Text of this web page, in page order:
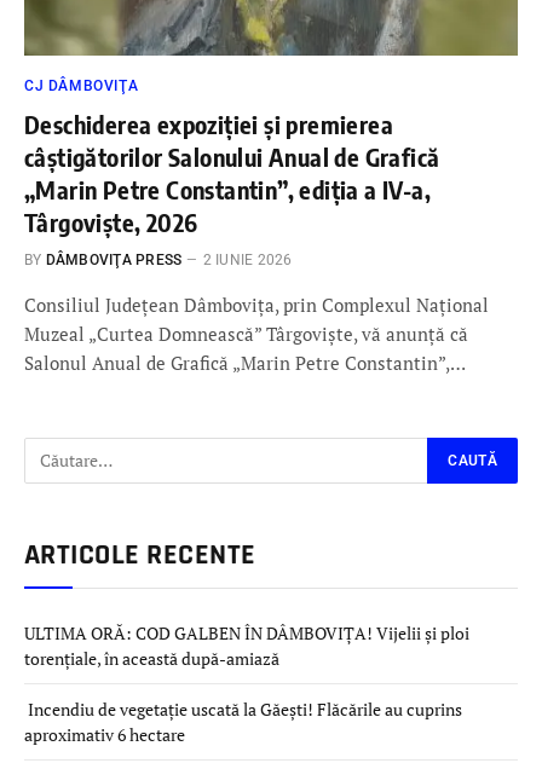
CJ DÂMBOVIŢA
Deschiderea expoziției și premierea
câștigătorilor Salonului Anual de Grafică
„Marin Petre Constantin”, ediția a IV-a,
Târgoviște, 2026
BY DÂMBOVIŢA PRESS 2 IUNIE 2026
Consiliul Județean Dâmbovița, prin Complexul Național
Muzeal „Curtea Domnească” Târgoviște, vă anunță că
Salonul Anual de Grafică „Marin Petre Constantin”,…
ARTICOLE RECENTE
ULTIMA ORĂ: COD GALBEN ÎN DÂMBOVIȚA! Vijelii și ploi
torențiale, în această după-amiază
Incendiu de vegetație uscată la Găești! Flăcările au cuprins
aproximativ 6 hectare